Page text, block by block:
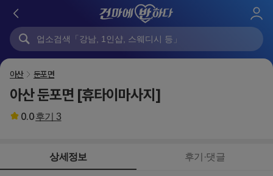
로
아산 둔포면
아산 둔포면 [휴타이마사지]
0.0후기3
상세정보 후기·댓글